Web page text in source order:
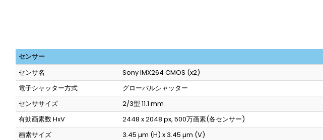
センサー
センサ名
Sony IMX264 CMOS (x2)
電子シャッター方式
グローバルシャッター
センササイズ
2/3型 11.1 mm
有効画素数 HxV
2448 x 2048 px, 500万画素(各センサー)
画素サイズ
3.45 µm (H) x 3.45 µm (V)